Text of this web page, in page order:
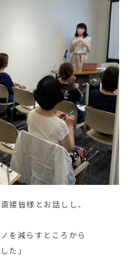
接皆様とお話しし、
を減らすところから
た」